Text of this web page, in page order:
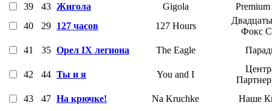
39 43 Жигола Gigola
40
29 127 часов 127 Hours
Фокс
41
35 Орел IX легиона The Eagle
42 44 Ты и я You and I
43
47 На крючке! Na Kruchke Наше